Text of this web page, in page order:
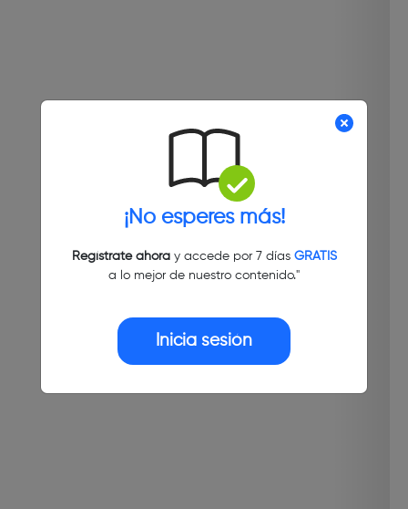
¡No esperes más!
Regístrate ahoray accede por 7 días GRATIS
a lo mejor de nuestro contenido."
Inicia sesión